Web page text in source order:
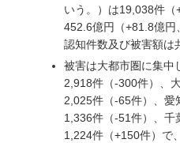
いう。）は19,038件
452.6億円（+81.8億
認知件数及び被害額は
被害は大都市圏に集中
2,918件（-300件）、
2,025件（-65件）、愛
1,336件（-51件）、
1,224件（+150件）で